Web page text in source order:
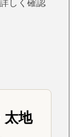
しく確認
太地